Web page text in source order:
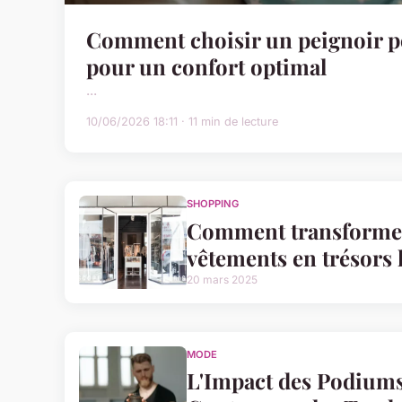
Comment choisir un peignoir
pour un confort optimal
...
10/06/2026 18:11 · 11 min de lecture
SHOPPING
Comment
vêtements en
20 mars 2025
MODE
L'Impact des